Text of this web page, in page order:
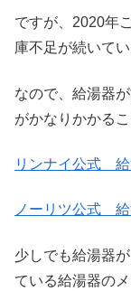
ですが、2020年
庫不足が続いてい
なので、給湯器
がかなりかかる
リンナイ公式 給
ノーリツ公式 給
少しでも給湯器
ている給湯器の